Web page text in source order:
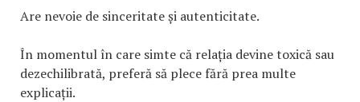
Are nevoie de sinceritate și autenticitate.
În momentul în care simte că relația devine toxică sau
dezechilibrată, preferă să plece fără prea multe
explicații.